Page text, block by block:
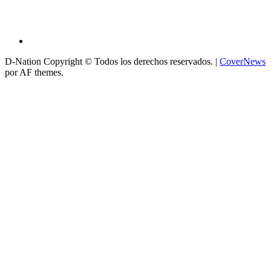
D-Nation Copyright © Todos los derechos reservados. | CoverNews
por AF themes.